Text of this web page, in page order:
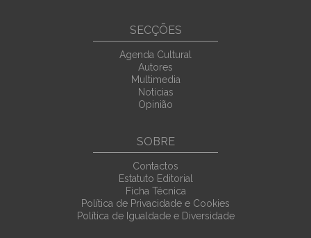
SECÇÕES
Agenda Cultural
Autores
Multimedia
Noticias
Opinião
SOBRE
Contactos
Estatuto Editorial
Ficha Técnica
Política de Privacidade e Cookies
Política de Igualdade e Diversidade